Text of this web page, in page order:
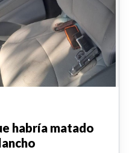
habría matado